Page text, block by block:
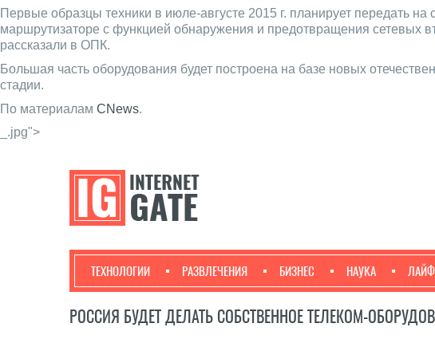
Первые образцы техники в июле-августе 2015 г. планирует передать
маршрутизаторе с функцией обнаружения и предотвращения сетевых
рассказали в ОПК.
Большая часть оборудования будет построена на базе новых
стадии.
По материалам CNews.
_.jpg">
ТЕХНОЛОГИИ РАЗВЛЕЧЕНИЯ БИЗНЕС НАУКА
РОССИЯ БУДЕТ ДЕЛАТЬ СОБСТВЕННОЕ ТЕЛЕКОМ-